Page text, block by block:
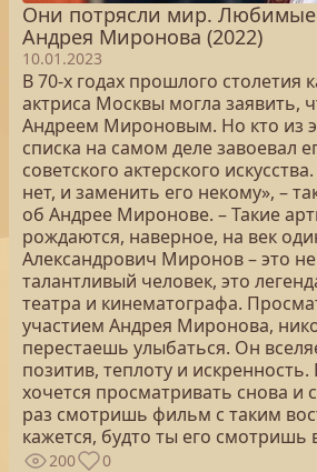
Они потрясли мир.
Андрея Миронова (2022)
10.01.2023
В 70-х годах прошлого столетия
актриса Москвы могла заявить,
Андреем Мироновым. Но кто из
списка на самом деле завоевал
советского актерского
нет, и заменить его некому», –
об Андрее Миронове. – Такие
рождаются, наверное, на век
Александрович Миронов – это
талантливый человек, это
театра и кинематографа.
участием Андрея Миронова,
перестаешь улыбаться. Он
позитив, теплоту и
хочется просматривать снова и
раз смотришь фильм с таким
кажется, будто ты его смотришь
200 0